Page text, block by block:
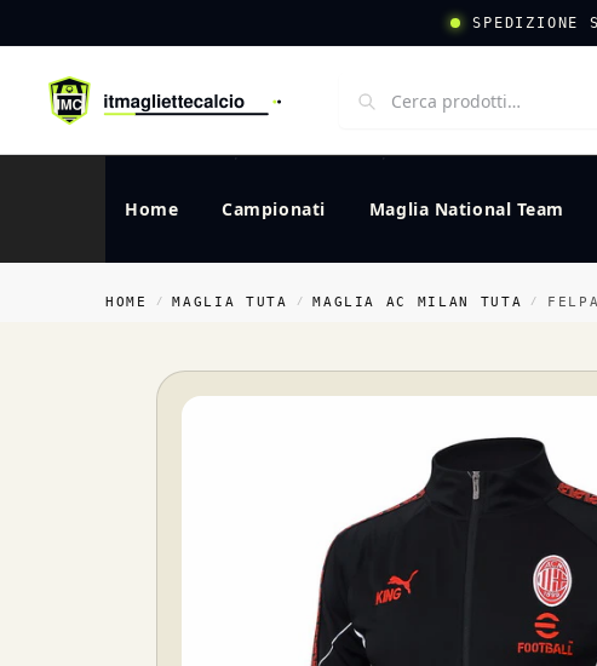
SPEDIZIONE
Home Campionati Maglia National Team
HOME / MAGLIA TUTA / MAGLIA AC MILAN TUTA /